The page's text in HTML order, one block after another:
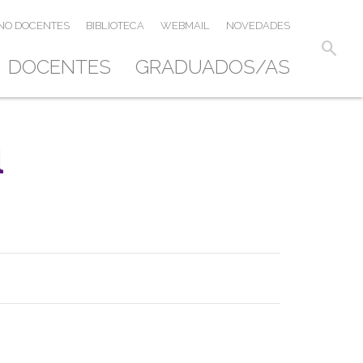
search
DOCENTES GRADUADOS/AS
DOCENTES BIBLIOTECA WEBMAIL NOVEDADES